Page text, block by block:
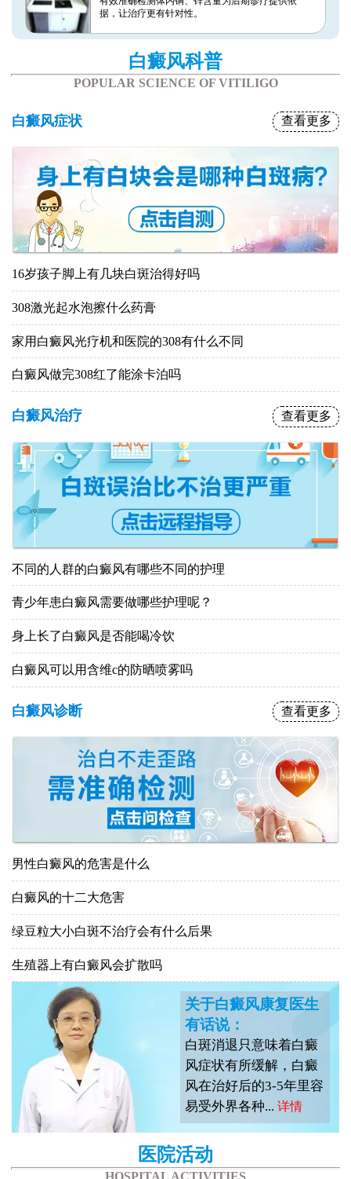
据，让治疗更有针对性。
白癜风科普
POPULAR SCIENCE OF VITILIGO
白癜风症状 查看更多
16岁孩子脚上有几块白斑治得好吗
308激光起水泡擦什么药膏
家用白癜风光疗机和医院的308有什么不同
白癜风做完308红了能涂卡泊吗
白癜风治疗 查看更多
不同的人群的白癜风有哪些不同的护理
青少年患白癜风需要做哪些护理呢？
身上长了白癜风是否能喝冷饮
白癜风可以用含维c的防晒喷雾吗
白癜风诊断 查看更多
男性白癜风的危害是什么
白癜风的十二大危害
绿豆粒大小白斑不治疗会有什么后果
生殖器上有白癜风会扩散吗
关于白癜风康复医生
有话说：
白斑消退只意味着白癜
风症状有所缓解，白癜
风在治好后的3-5年里容
易受外界各种... 详情
医院活动
HOSPITAL ACTIVITIES